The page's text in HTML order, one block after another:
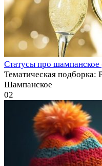
Статусы про шампанское
Тематическая подборка:
Шампанское
02